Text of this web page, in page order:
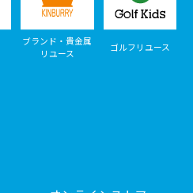
ブランド・貴金属
リユース
ゴルフリユース